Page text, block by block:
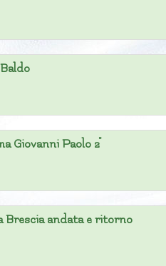
Giovanni Paolo 2"
Brescia andata e ritorno